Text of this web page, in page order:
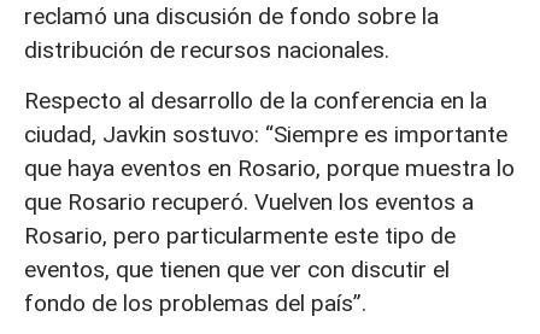
reclamó una discusión de fondo sobre la
distribución de recursos nacionales.
Respecto al desarrollo de la conferencia en la
ciudad, Javkin sostuvo: “Siempre es importante
que haya eventos en Rosario, porque muestra lo
que Rosario recuperó. Vuelven los eventos a
Rosario, pero particularmente este tipo de
eventos, que tienen que ver con discutir el
fondo de los problemas del país”.